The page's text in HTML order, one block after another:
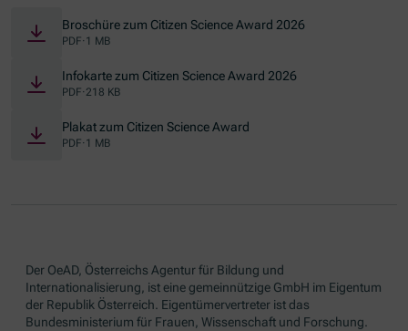
Broschüre zum Citizen Science Award 2026
PDF· 1 MB
Infokarte zum Citizen Science Award 2026
PDF· 218 KB
Plakat zum Citizen Science Award
PDF· 1 MB
Der OeAD, Österreichs Agentur für Bildung und
Internationalisierung, ist eine gemeinnützige GmbH im Eigentum
der Republik Österreich. Eigentümervertreter ist das
Bundesministerium für Frauen, Wissenschaft und Forschung.